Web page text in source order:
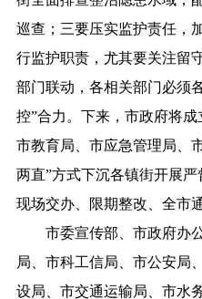
巡查；三要压实监护责任，
行监护职责，尤其要关注留
部门联动，各相关部门必须
控”合力。下来，市政府将
市教育局、市应急管理局、
两直”方式下沉各镇街开展
现场交办、限期整改、全市通
市委宣传部、市政府办
局、市科工信局、市公安局
设局、市交通运输局、市水